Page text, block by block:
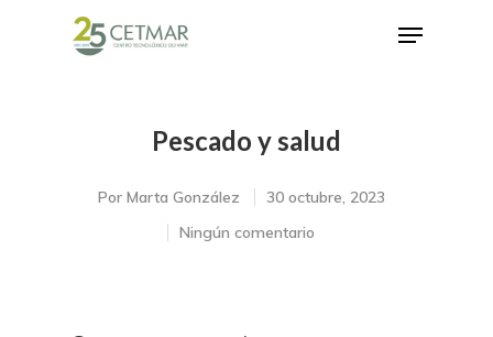
Hit enter to search or ESC to close
Pescado y salud
Por Marta González
30 octubre, 2023
Ningún comentario